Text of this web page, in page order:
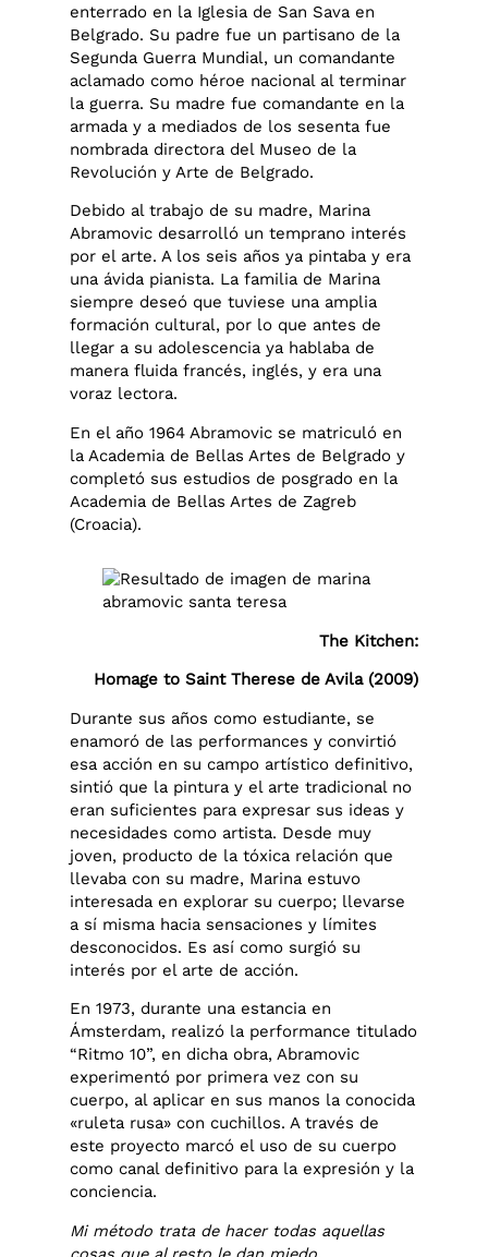
enterrado en la Iglesia de San Sava en
Belgrado. Su padre fue un partisano de la
Segunda Guerra Mundial, un comandante
aclamado como héroe nacional al terminar
la guerra. Su madre fue comandante en la
armada y a mediados de los sesenta fue
nombrada directora del Museo de la
Revolución y Arte de Belgrado.
Debido al trabajo de su madre, Marina
Abramovic desarrolló un temprano interés
por el arte. A los seis años ya pintaba y era
una ávida pianista. La familia de Marina
siempre deseó que tuviese una amplia
formación cultural, por lo que antes de
llegar a su adolescencia ya hablaba de
manera fluida francés, inglés, y era una
voraz lectora.
En el año 1964 Abramovic se matriculó en
la Academia de Bellas Artes de Belgrado y
completó sus estudios de posgrado en la
Academia de Bellas Artes de Zagreb
(Croacia).
The Kitchen:
Homage to Saint Therese de Avila (2009)
Durante sus años como estudiante, se
enamoró de las performances y convirtió
esa acción en su campo artístico definitivo,
sintió que la pintura y el arte tradicional no
eran suficientes para expresar sus ideas y
necesidades como artista. Desde muy
joven, producto de la tóxica relación que
llevaba con su madre, Marina estuvo
interesada en explorar su cuerpo; llevarse
a sí misma hacia sensaciones y límites
desconocidos. Es así como surgió su
interés por el arte de acción.
En 1973, durante una estancia en
Ámsterdam, realizó la performance titulado
“Ritmo 10”, en dicha obra, Abramovic
experimentó por primera vez con su
cuerpo, al aplicar en sus manos la conocida
«ruleta rusa» con cuchillos. A través de
este proyecto marcó el uso de su cuerpo
como canal definitivo para la expresión y la
conciencia.
Mi método trata de hacer todas aquellas